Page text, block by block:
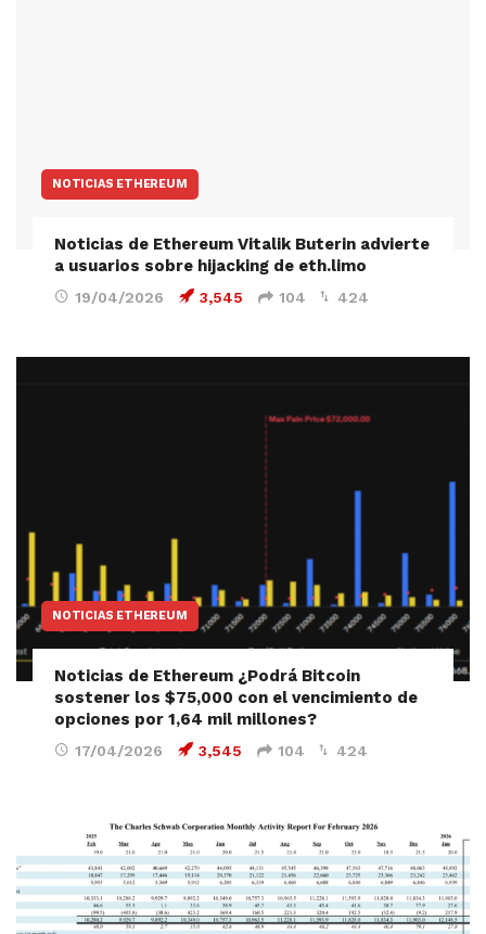
NOTICIAS ETHEREUM
Noticias de Ethereum Vitalik Buterin advierte
a usuarios sobre hijacking de eth.limo
19/04/2026 3,545 104 424
NOTICIAS ETHEREUM
Noticias de Ethereum ¿Podrá Bitcoin
sostener los $75,000 con el vencimiento de
opciones por 1,64 mil millones?
17/04/2026 3,545 104 424